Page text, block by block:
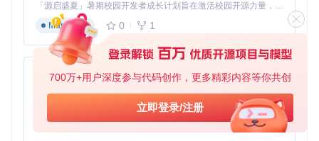
700万+用户深度参与代码创作，更多精彩内容等你共创
立即登录/注册
获取项目代码
git clone
根据操作系统选择启动方式
Linux用户：执行dists/linux/launch.sh脚本
macOS用户：通过src/macosx/Info.plist配置运行
「源启盛夏」暑期校园开发者成长计划旨在激活校园开源力量，通过积分激励、认证扶持、资源倾斜等形式，引导高校组织和开发者完成「入驻 — 建项目 — 做贡献 — 获认证 — 得资源」的完整闭环。无论你是想带领社团入驻平台的组织者，还是希望用代码贡献证明自己的开发者，都能在这里找到属于你的成长路径。
Markdown
0 1
py-xiaozhi
基于Python的Xiaozhi AI，适用于想要完整Xiaozhi体验而无需拥有专用硬件的用户。
Python
0 1